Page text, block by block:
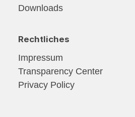
Downloads
Rechtliches
Impressum
Transparency Center
Privacy Policy